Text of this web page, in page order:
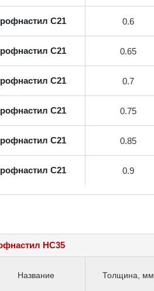
С21 0.6
С21 0.65
С21 0.7
С21 0.75
С21 0.85
С21 0.9
НС35
Название Толщина, мм